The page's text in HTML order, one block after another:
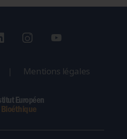
| Mentions légales
Européen
Bioéthique